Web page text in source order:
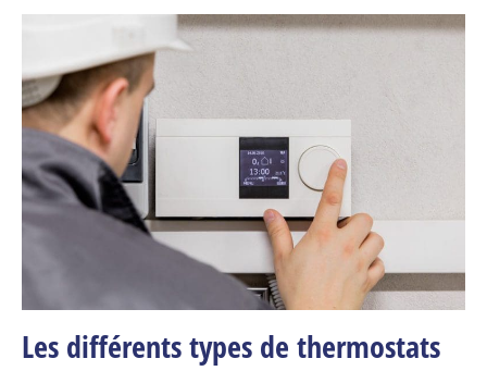
Les différents types de thermostats